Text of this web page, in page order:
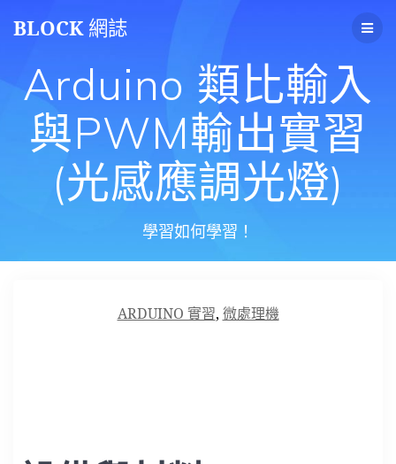
BLOCK網誌
Arduino 類比輸入
與PWM輸出實習
(光感應調光燈)
學習如何學習！
ARDUINO 實習, 微處理機